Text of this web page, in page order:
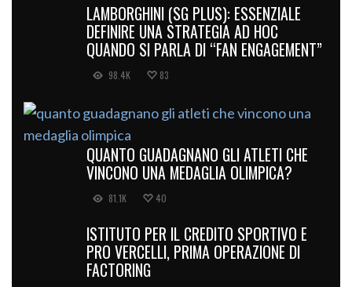
LAMBORGHINI (SG PLUS): ESSENZIALE
DEFINIRE UNA STRATEGIA AD HOC
QUANDO SI PARLA DI “FAN ENGAGEMENT”
98.4K 83
QUANTO GUADAGNANO GLI ATLETI CHE
VINCONO UNA MEDAGLIA OLIMPICA?
81.1K 40
ISTITUTO PER IL CREDITO SPORTIVO E
PRO VERCELLI, PRIMA OPERAZIONE DI
FACTORING